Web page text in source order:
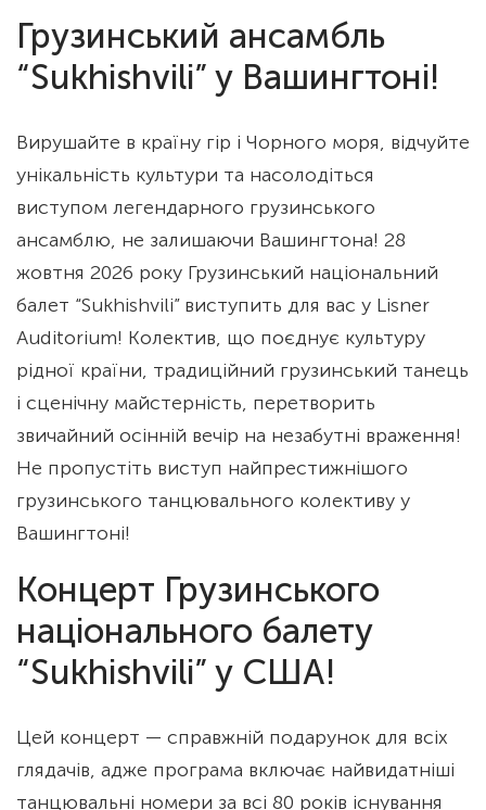
Грузинський ансамбль
“Sukhishvili” у Вашингтоні!
Вирушайте в країну гір і Чорного моря, відчуйте
унікальність культури та насолодіться
виступом легендарного грузинського
ансамблю, не залишаючи Вашингтона! 28
жовтня 2026 року Грузинський національний
балет “Sukhishvili” виступить для вас у Lisner
Auditorium! Колектив, що поєднує культуру
рідної країни, традиційний грузинський танець
і сценічну майстерність, перетворить
звичайний осінній вечір на незабутні враження!
Не пропустіть виступ найпрестижнішого
грузинського танцювального колективу у
Вашингтоні!
Концерт Грузинського
національного балету
“Sukhishvili” у США!
Цей концерт — справжній подарунок для всіх
глядачів, адже програма включає найвидатніші
танцювальні номери за всі 80 років існування